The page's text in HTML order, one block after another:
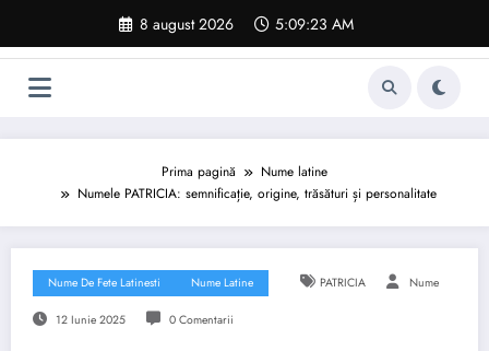
conținut
8 august 2026 5:09:24 AM
Prima pagină
Nume latine
Numele PATRICIA: semnificație, origine, trăsături și personalitate
Nume De Fete Latinesti Nume Latine PATRICIA Nume
12 Iunie 2025 0 Comentarii